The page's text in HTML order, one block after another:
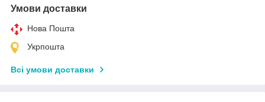
Умови доставки
Нова Пошта
Укрпошта
Всі умови доставки